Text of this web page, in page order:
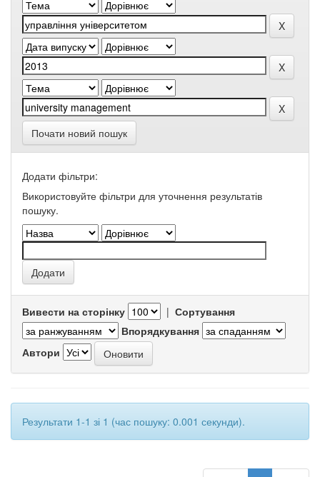
Почати новий пошук
Додати фільтри:
Використовуйте фільтри для уточнення результатів
пошуку.
Вивести на сторінку | Сортування
Впорядкування
Автори
Результати 1-1 зі 1 (час пошуку: 0.001 секунди).